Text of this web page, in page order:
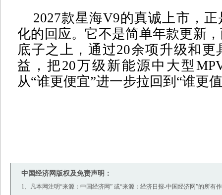
2027款星海V9的真诚上市，
化的回应。它不是简单年款更新
底子之上，通过20余项升级和更
益，把20万级新能源中大型
从“谁更便宜”进一步拉回到“谁更
中国经济网版权及免责声明：
1、凡本网注明“来源：中国经济网” 或“来源：经济日报-中国经济网”的所有